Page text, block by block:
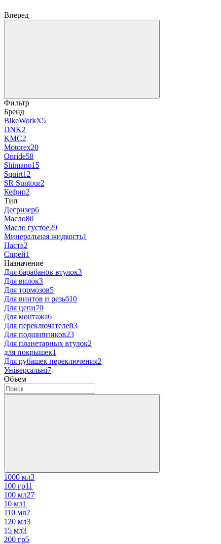
Вперед
Фильтр
Бренд
BikeWorkX5
DNK2
KMC2
Motorex20
Onride58
Shimano15
Squirt12
SR Suntour2
Кефир2
Тип
Дегризер6
Масло80
Масло густое29
Минеральная жидкость1
Паста2
Спрей1
Назначение
Для барабанов втулок3
Для вилок3
Для тормозов5
Для винтов и резьб10
Для цепи70
Для монтажа6
Для переключателей3
Для подшипников23
Для планетарных втулок2
для покрышек1
Для рубашек переключения2
Універсальні7
Объем
1000 мл3
100 гр11
100 мл27
10 мл1
110 мл2
120 мл3
15 мл3
200 гр5